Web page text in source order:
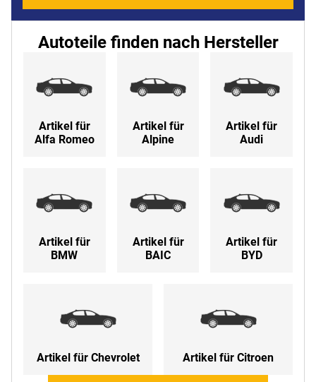
Autoteile finden nach Hersteller
Artikel für
Alfa Romeo
Artikel für
Alpine
Artikel für
Audi
Artikel für
BMW
Artikel für
BAIC
Artikel für
BYD
Artikel für Chevrolet Artikel für Citroen